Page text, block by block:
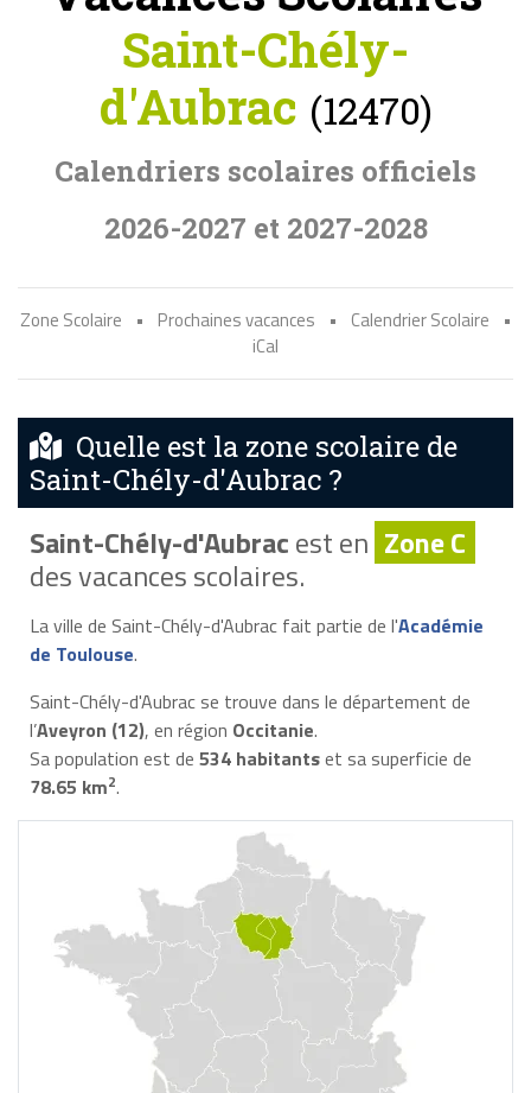
Saint-Chély-
d'Aubrac (12470)
Calendriers scolaires officiels
2026-2027 et 2027-2028
Zone Scolaire • Prochaines vacances • Calendrier Scolaire
•
iCal
Quelle est la zone scolaire de
Saint-Chély-d'Aubrac ?
Saint-Chély-d'Aubracest en Zone C
des vacances scolaires.
La ville de Saint-Chély-d'Aubrac fait partie de l'Académie
de Toulouse.
Saint-Chély-d'Aubrac se trouve dans le département de
l’Aveyron (12), en région Occitanie.
Sa population est de 534 habitantset sa superficie de
78.65 km2.